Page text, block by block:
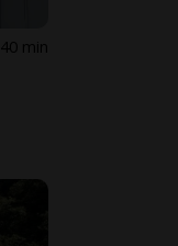
40 min